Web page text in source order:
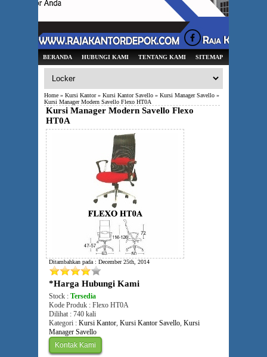
BERANDA HUBUNGI KAMI TENTANG KAMI SITEMAP
Home » Kursi Kantor» Kursi Kantor Savello » Kursi Manager Savello »
Kursi Manager Modern Savello Flexo HT0A
Kursi Manager Modern Savello Flexo
HT0A
Ditambahkan pada : December 25th, 2014
*Harga Hubungi Kami
Stock : Tersedia
Kode Produk : Flexo HT0A
Dilihat : 740 kali
Kategori : Kursi Kantor, Kursi Kantor Savello, Kursi
Manager Savello
Kontak Kami